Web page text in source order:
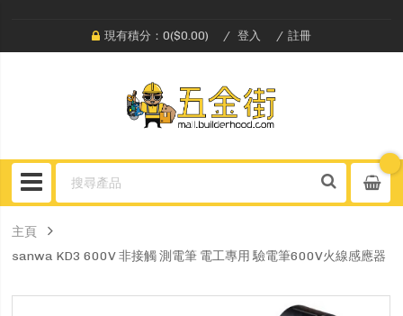
現有積分：0($0.00) 登入 註冊
主頁
sanwa KD3 600V 非接觸 測電筆 電工專用 驗電筆600V火線感應器